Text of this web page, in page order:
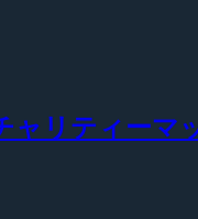
リティーマ